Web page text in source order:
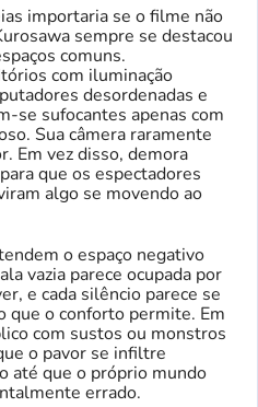
importaria se o filme não
sempre se destacou
comuns.
com iluminação
desordenadas e
se sufocantes apenas com
Sua câmera raramente
Em vez disso, demora
que os espectadores
algo se movendo ao
o espaço negativo
vazia parece ocupada por
e cada silêncio parece se
que o conforto permite. Em
com sustos ou monstros
o pavor se infiltre
até que o próprio mundo
errado.